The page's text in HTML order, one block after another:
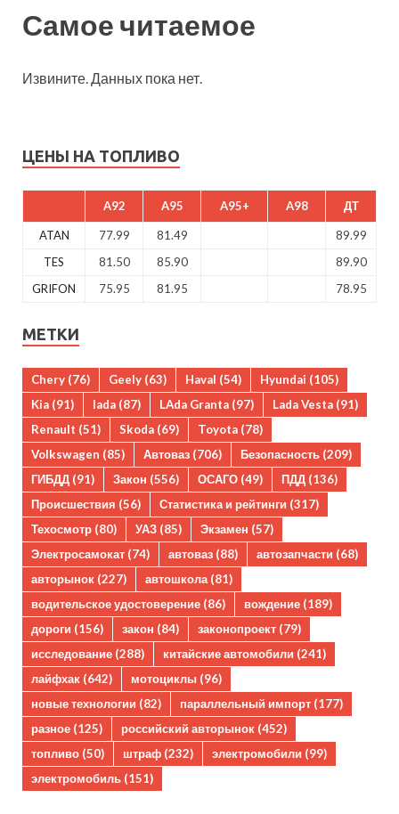
Самое читаемое
Извините. Данных пока нет.
ЦЕНЫ НА ТОПЛИВО
A92 A95 A95+ A98 ДТ
ATAN 77.99 81.49
89.99
TES
81.50 85.90
89.90
GRIFON
75.95 81.95 78.95
МЕТКИ
Chery (76) Geely (63) Haval (54) Hyundai (105)
Kia (91) lada (87) LAda Granta (97) Lada Vesta (91)
Renault (51) Skoda (69) Toyota (78)
Volkswagen (85) Автоваз (706) Безопасность (209)
ГИБДД (91) Закон (556) ОСАГО (49) ПДД (136)
Происшествия (56) Статистика и рейтинги (317)
Техосмотр (80) УАЗ (85) Экзамен (57)
Электросамокат (74) автоваз (88) автозапчасти (68)
авторынок (227) автошкола(81)
водительское удостоверение (86) вождение (189)
дороги (156) закон (84) законопроект (79)
исследование (288) китайские автомобили (241)
лайфхак (642) мотоциклы (96)
новые технологии (82) параллельный импорт (177)
разное (125) российский авторынок (452)
топливо (50) штраф (232) электромобили (99)
электромобиль (151)